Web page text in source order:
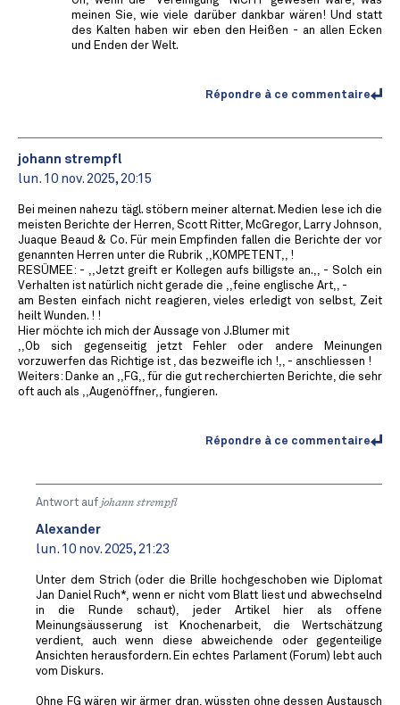
meinen Sie, wie viele darüber dankbar wären! Und statt
des Kalten haben wir eben den Heißen - an allen Ecken
und Enden der Welt.
Répondre à ce commentaire
johann strempfl
lun. 10 nov. 2025, 20:15
Bei meinen nahezu tägl. stöbern meiner alternat. Medien lese ich die
meisten Berichte der Herren, Scott Ritter, McGregor, Larry Johnson,
Juaque Beaud & Co. Für mein Empfinden fallen die Berichte der vor
genannten Herren unter die Rubrik ,,KOMPETENT,, !
RESÜMEE: - ,,Jetzt greift er Kollegen aufs billigste an.,, - Solch ein
Verhalten ist natürlich nicht gerade die ,,feine englische Art,, -
am Besten einfach nicht reagieren, vieles erledigt von selbst, Zeit
heilt Wunden. ! !
Hier möchte ich mich der Aussage von J.Blumer mit
,,Ob sich gegenseitig jetzt Fehler oder andere Meinungen
vorzuwerfen das Richtige ist , das bezweifle ich !,, - anschliessen !
Weiters: Danke an ,,FG,, für die gut recherchierten Berichte, die sehr
oft auch als ,,Augenöffner,, fungieren.
Répondre à ce commentaire
Antwort auf johann strempfl
Alexander
lun. 10 nov. 2025, 21:23
Unter dem Strich (oder die Brille hochgeschoben wie Diplomat
Jan Daniel Ruch*, wenn er nicht vom Blatt liest und abwechselnd
in die Runde schaut), jeder Artikel hier als offene
Meinungsäusserung ist Knochenarbeit, die Wertschätzung
verdient, auch wenn diese abweichende oder gegenteilige
Ansichten herausfordern. Ein echtes Parlament (Forum) lebt auch
vom Diskurs.
Ohne FG wären wir ärmer dran, wüssten ohne dessen Austausch